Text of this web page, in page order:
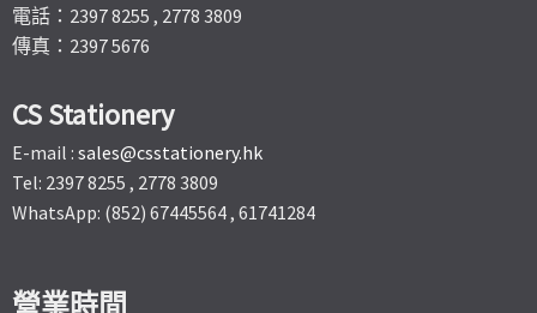
電話：2397 8255 , 2778 3809
傳真：2397 5676
CS Stationery
E-mail : sales@csstationery.hk
Tel: 2397 8255 , 2778 3809
WhatsApp: (852) 67445564 , 61741284
營業時間